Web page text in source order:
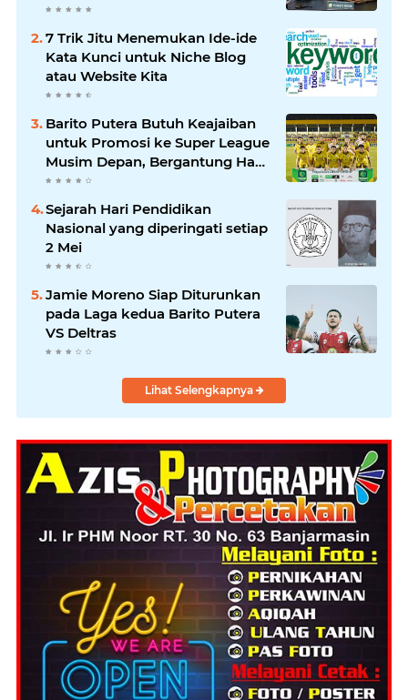
Liga 2
7 Trik Jitu Menemukan Ide-ide
Kata Kunci untuk Niche Blog
atau Website Kita
Barito Putera Butuh Keajaiban
untuk Promosi ke Super League
Musim Depan, Bergantung Hasil
PSS Sleman
Sejarah Hari Pendidikan
Nasional yang diperingati setiap
2 Mei
Jamie Moreno Siap Diturunkan
pada Laga kedua Barito Putera
VS Deltras
Lihat Selengkapnya